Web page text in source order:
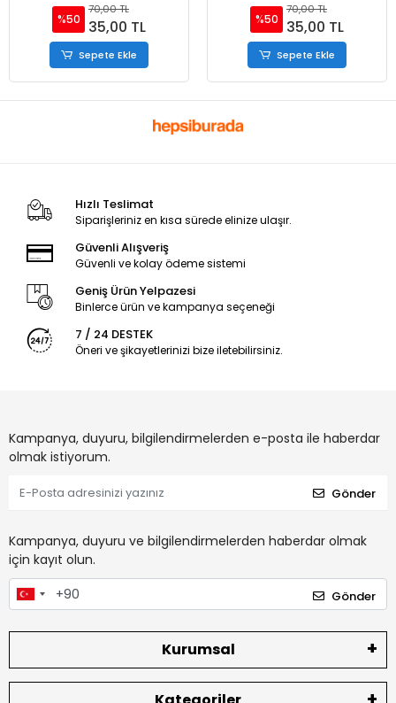
%50
70,00 TL
35,00 TL
Sepete Ekle
%50
70,00 TL
35,00 TL
Sepete Ekle
Hızlı Teslimat
Siparişleriniz en kısa sürede elinize ulaşır.
Güvenli Alışveriş
Güvenli ve kolay ödeme sistemi
Geniş Ürün Yelpazesi
Binlerce ürün ve kampanya seçeneği
7 / 24 DESTEK
Öneri ve şikayetlerinizi bize iletebilirsiniz.
Kampanya, duyuru, bilgilendirmelerden e-posta ile haberdar
olmak istiyorum.
Gönder
Kampanya, duyuru ve bilgilendirmelerden haberdar olmak
için kayıt olun.
Gönder
Kurumsal